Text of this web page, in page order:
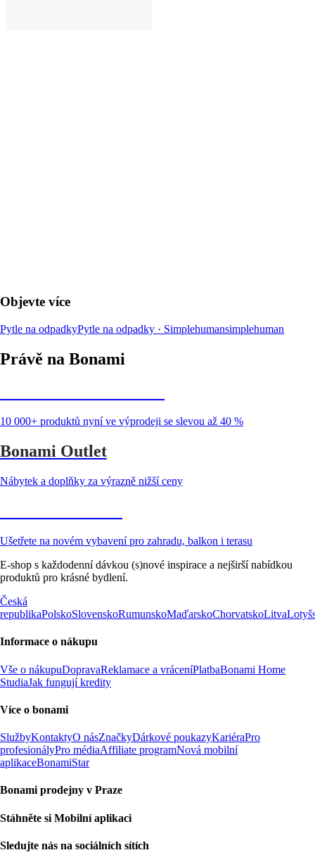
Objevte více
Pytle na odpadkyPytle na odpadky · Simplehumansimplehuman
Právě na Bonami
10 000+ produktů nyní ve výprodeji se slevou až 40 %
Bonami Outlet
Nábytek a doplňky za výrazně nižší ceny
Ušetřete na novém vybavení pro zahradu, balkon i terasu
E-shop s každodenní dávkou (s)nové inspirace a nejširší nabídkou
produktů pro krásné bydlení.
Česká
republikaPolskoSlovenskoRumunskoMaďarskoChorvatskoLitva
Informace o nákupu
Vše o nákupuDopravaReklamace a vráceníPlatbaBonami Home
StudiaJak fungují kredity
Více o bonami
SlužbyKontaktyO násZnačkyDárkové poukazyKariéraPro
profesionályPro médiaAffiliate programNová mobilní
aplikaceBonamiStar
Bonami prodejny v Praze
Stáhněte si Mobilní aplikaci
Sledujte nás na sociálních sítích